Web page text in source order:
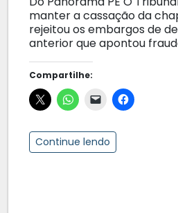
manter a cassação da
rejeitou os embargos de
anterior que apontou
Compartilhe:
Continue lendo